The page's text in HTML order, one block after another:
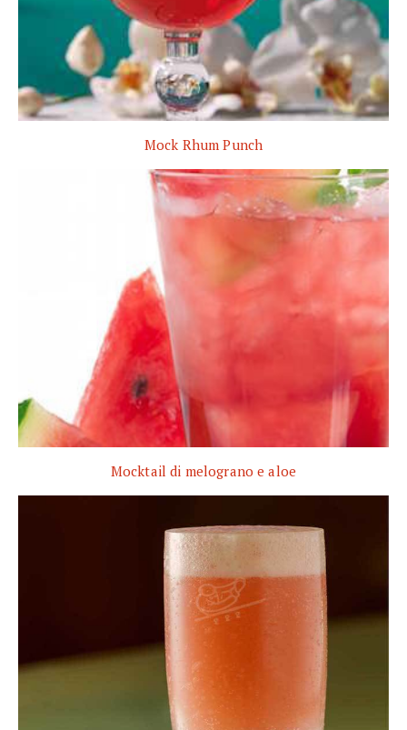
Mock Rhum Punch
Mocktail di melograno e aloe